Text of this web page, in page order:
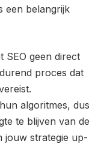
een belangrijk
SEO geen direct
proces dat
algoritmes, dus
te blijven van de
jouw strategie up-